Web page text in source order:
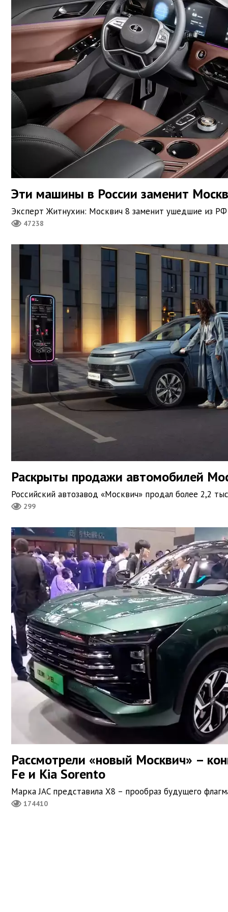
Эти машины в России заменит
Эксперт Житнухин: Москвич 8 заменит ушедшие из
47238
Раскрыты продажи автомобилей
Российский автозавод «Москвич» продал более 2,2
299
Рассмотрели «новый Москвич» –
Fe и Kia Sorento
Марка JAC представила X8 – прообраз будущего
174410